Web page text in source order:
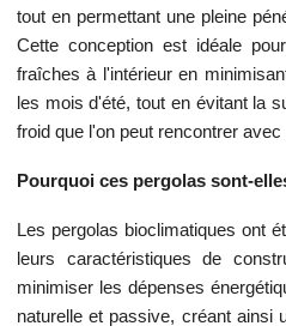
tout en permettant une pleine
Cette conception est idéale
fraîches à l'intérieur en
les mois d'été, tout en évitant la
froid que l'on peut rencontrer
Pourquoi ces pergolas sont-
Les pergolas bioclimatiques ont
leurs caractéristiques de
minimiser les dépenses
naturelle et passive, créant ainsi